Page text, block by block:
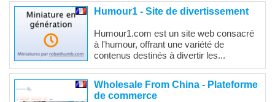
Humour1 - Site de divertissement
Humour1.com est un site web consacré
à l'humour, offrant une variété de
contenus destinés à divertir les...
Wholesale From China - Plateforme
de commerce